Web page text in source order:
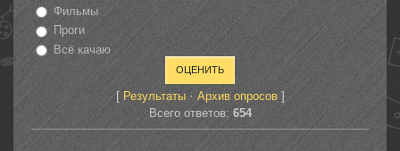
Фильмы
Проги
Всё качаю
[ Результаты· Архив опросов]
Всего ответов: 654